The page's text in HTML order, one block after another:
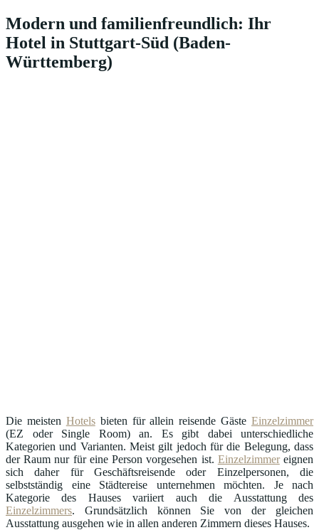
Modern und familienfreundlich: Ihr
Hotel in Stuttgart-Süd (Baden-
Württemberg)
Die meisten Hotelsbieten für allein reisende Gäste Einzelzimmer
(EZ oder Single Room) an. Es gibt dabei unterschiedliche
Kategorien und Varianten. Meist gilt jedoch für die Belegung, dass
der Raum nur für eine Person vorgesehen ist. Einzelzimmereignen
sich daher für Geschäftsreisende oder Einzelpersonen, die
selbstständig eine Städtereise unternehmen möchten. Je nach
Kategorie des Hauses variiert auch die Ausstattung des
Einzelzimmers. Grundsätzlich können Sie von der gleichen
Ausstattung ausgehen wie in allen anderen Zimmern dieses Hauses.